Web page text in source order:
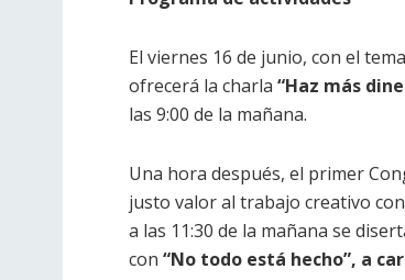
El viernes 16 de junio, con el tema
ofrecerá la charla “Haz más
las 9:00 de la mañana.
Una hora después, el primer
justo valor al trabajo creativo
a las 11:30 de la mañana se
con “No todo está hecho”, a